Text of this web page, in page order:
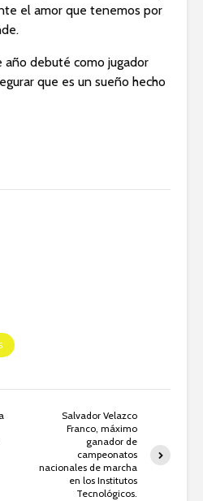
el amor que tenemos por
debuté como jugador
que es un sueño hecho
Salvador Velazco
Franco, máximo
ganador de
campeonatos
nacionales de marcha
en los Institutos
Tecnológicos.